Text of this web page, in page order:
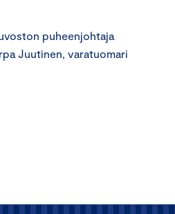
puheenjohtaja
Juutinen, varatuomari